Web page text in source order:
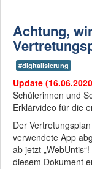
Achtung,
#digitalisierung
Update
Schülerinnen und
Erklärvideo für die
Der
verwendete App
ab jetzt
diesem Dokument